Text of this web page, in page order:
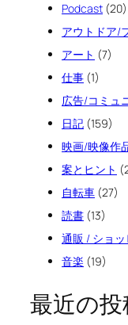
Podcast (20)
アウトドア/
アート (7)
仕事 (1)
広告/コミュ
日記 (159)
映画/映像作
案とヒント
自転車 (27)
読書 (13)
通販 / ショ
音楽 (19)
最近の投